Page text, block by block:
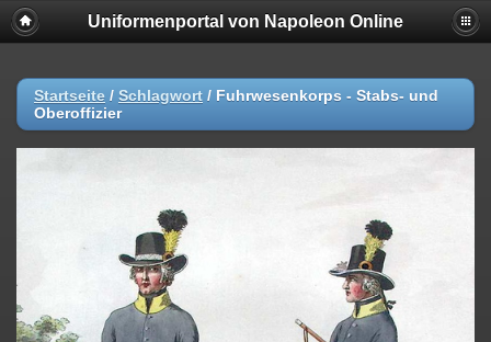
Uniformenportal von Napoleon Online
Startseite / Schlagwort / Fuhrwesenkorps - Stabs- und
Oberoffizier